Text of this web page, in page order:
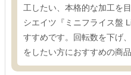
工したい、本格的な加工を
シエイツ『ミニフライス盤
すすめです。回転数を下げ
をしたい方におすすめの商品